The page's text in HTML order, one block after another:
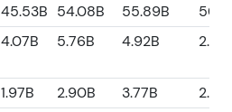
45.53B 54.08B 55.89B
4.07B 5.76B 4.92B
1.97B 2.90B 3.77B